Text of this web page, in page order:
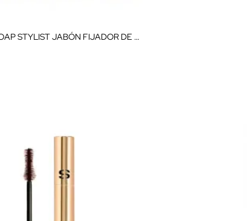
BROW FIX SOAP STYLIST JABÓN FIJADOR DE CEJAS